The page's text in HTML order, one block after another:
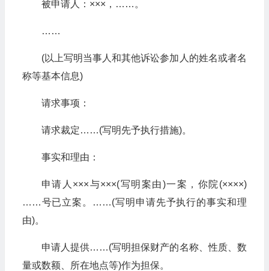
被申请人：×××，……。
……
(以上写明当事人和其他诉讼参加人的姓名或者名
称等基本信息)
请求事项：
请求裁定……(写明先予执行措施)。
事实和理由：
申请人×××与×××(写明案由)一案，你院(××××)
……号已立案。……(写明申请先予执行的事实和理
由)。
申请人提供……(写明担保财产的名称、性质、数
量或数额、所在地点等)作为担保。